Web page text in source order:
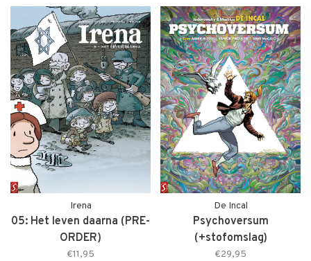
Irena
05: Het leven daarna (PRE-
ORDER)
€11,95
De Incal
Psychoversum
(+stofomslag)
€29,95